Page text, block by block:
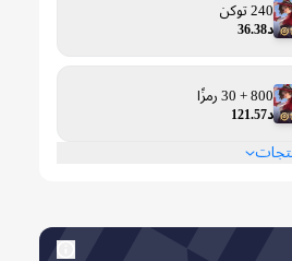
240 توكن
د36.38
800 + 30 رمزًا
د121.57